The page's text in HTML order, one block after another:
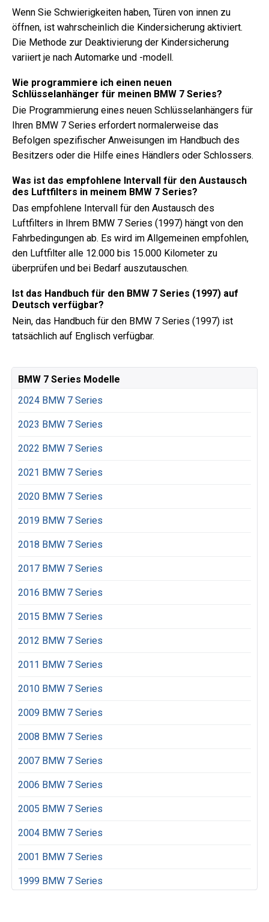
Wenn Sie Schwierigkeiten haben, Türen von innen zu
öffnen, ist wahrscheinlich die Kindersicherung aktiviert.
Die Methode zur Deaktivierung der Kindersicherung
variiert je nach Automarke und -modell.
Wie programmiere ich einen neuen
Schlüsselanhänger für meinen BMW 7 Series?
Die Programmierung eines neuen Schlüsselanhängers für
Ihren BMW 7 Series erfordert normalerweise das
Befolgen spezifischer Anweisungen im Handbuch des
Besitzers oder die Hilfe eines Händlers oder Schlossers.
Was ist das empfohlene Intervall für den Austausch
des Luftfilters in meinem BMW 7 Series?
Das empfohlene Intervall für den Austausch des
Luftfilters in Ihrem BMW 7 Series (1997) hängt von den
Fahrbedingungen ab. Es wird im Allgemeinen empfohlen,
den Luftfilter alle 12.000 bis 15.000 Kilometer zu
überprüfen und bei Bedarf auszutauschen.
Ist das Handbuch für den BMW 7 Series (1997) auf
Deutsch verfügbar?
Nein, das Handbuch für den BMW 7 Series (1997) ist
tatsächlich auf Englisch verfügbar.
BMW 7 Series Modelle
2024 BMW 7 Series
2023 BMW 7 Series
2022 BMW 7 Series
2021 BMW 7 Series
2020 BMW 7 Series
2019 BMW 7 Series
2018 BMW 7 Series
2017 BMW 7 Series
2016 BMW 7 Series
2015 BMW 7 Series
2012 BMW 7 Series
2011 BMW 7 Series
2010 BMW 7 Series
2009 BMW 7 Series
2008 BMW 7 Series
2007 BMW 7 Series
2006 BMW 7 Series
2005 BMW 7 Series
2004 BMW 7 Series
2001 BMW 7 Series
1999 BMW 7 Series